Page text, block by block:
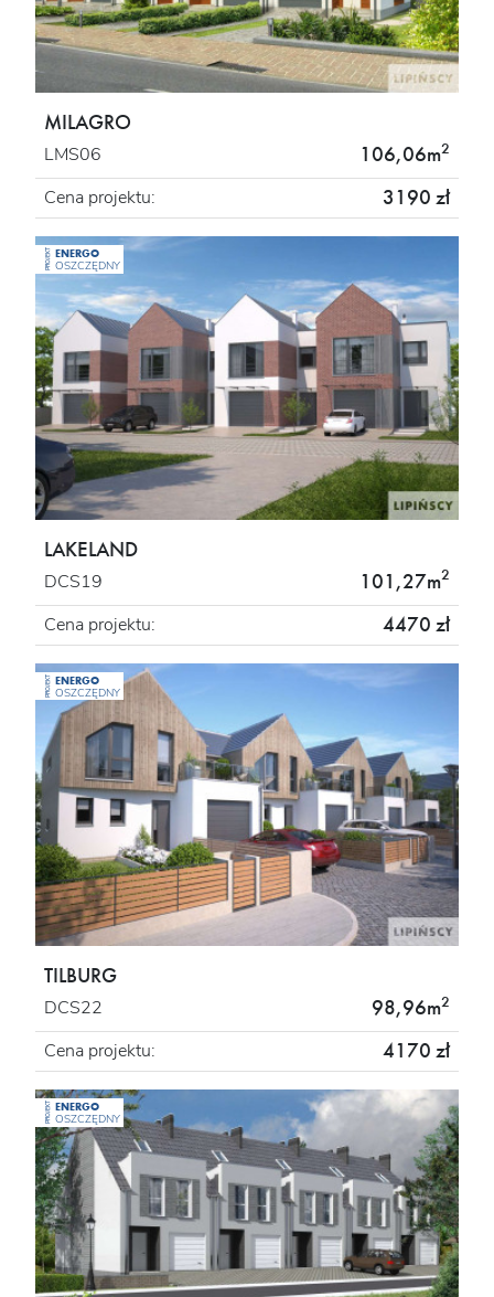
MILAGRO
LMS06 106,06m2
Cena projektu: 3190 zł
PROJEKT ENERGO
OSZCZĘDNY
LAKELAND
DCS19 101,27m2
Cena projektu: 4470 zł
PROJEKT ENERGO
OSZCZĘDNY
TILBURG
DCS22 98,96m2
Cena projektu: 4170 zł
PROJEKT ENERGO
OSZCZĘDNY